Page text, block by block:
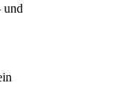
und